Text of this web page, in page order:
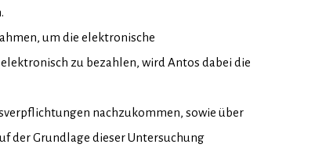
um die elektronische
zu bezahlen, wird Antos dabei die
nachzukommen, sowie über
der Grundlage dieser Untersuchung